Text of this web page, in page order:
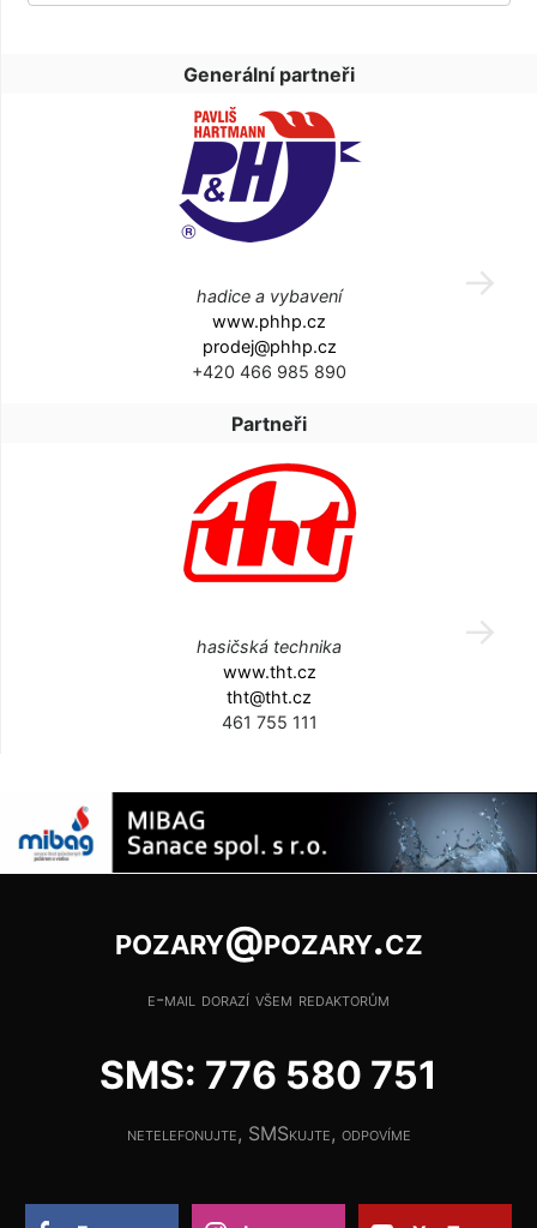
Generální partneři
hadice a vybavení
www.phhp.cz
prodej@phhp.cz
+420 466 985 890
Partneři
hasičská technika
www.tht.cz
tht@tht.cz
461 755 111
pozary@pozary.cz
e-mail dorazí všem redaktorům
SMS: 776 580 751
netelefonujte, SMSkujte, odpovíme